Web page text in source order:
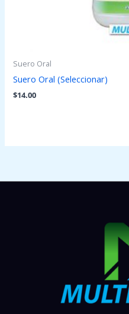
Suero Oral
Suero Oral (Seleccionar)
$14.00